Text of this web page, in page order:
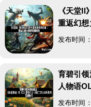
《天堂II
重返幻想
发布时间
育碧引
人物语
发布时间